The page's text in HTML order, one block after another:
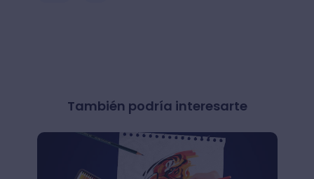
También podría interesarte